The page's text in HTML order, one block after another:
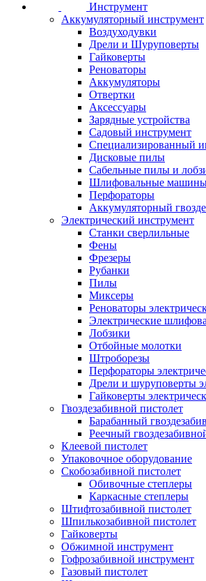
Инструмент
Аккумуляторный инструмент
Воздуходувки
Дрели и Шуруповерты
Гайковерты
Реноваторы
Аккумуляторы
Отвертки
Аксессуары
Зарядные устройства
Садовый инструмент
Специализированный
Дисковые пилы
Сабельные пилы и
Шлифовальные
Перфораторы
Аккумуляторный
Электрический инструмент
Станки сверлильные
Фены
Фрезеры
Рубанки
Пилы
Миксеры
Реноваторы
Электрические
Лобзики
Отбойные молотки
Штроборезы
Перфораторы
Дрели и шуруповерты
Гайковерты
Гвоздезабивной пистолет
Барабанный
Реечный
Клеевой пистолет
Упаковочное оборудование
Скобозабивной пистолет
Обивочные степлеры
Каркасные степлеры
Штифтозабивной пистолет
Шпилькозабивной пистолет
Гайковерты
Обжимной инструмент
Гофрозабивной инструмент
Газовый пистолет